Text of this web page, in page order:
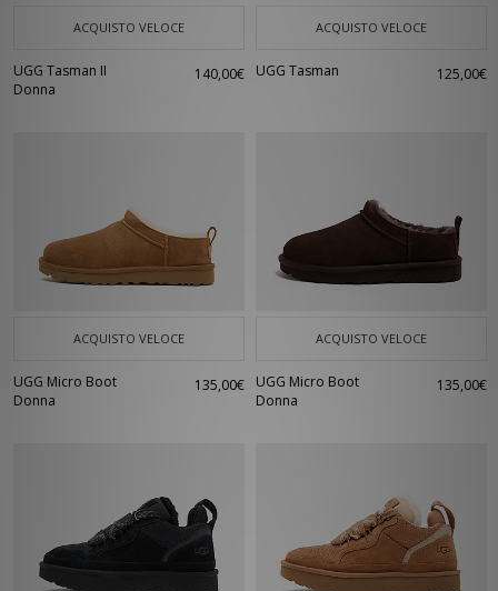
ACQUISTO VELOCE
UGG Tasman II
Donna
140,00€
ACQUISTO VELOCE
UGG Tasman 125,00€
ACQUISTO VELOCE
UGG Micro Boot
Donna
135,00€
ACQUISTO VELOCE
UGG Micro Boot
Donna
135,00€